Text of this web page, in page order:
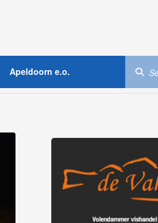
Apeldoorn e.o.